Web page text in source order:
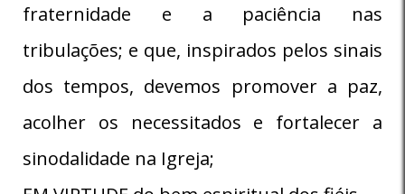
fraternidade e a paciência nas
tribulações; e que, inspirados pelos sinais
dos tempos, devemos promover a paz,
acolher os necessitados e fortalecer a
sinodalidade na Igreja;